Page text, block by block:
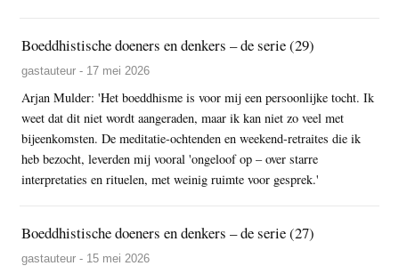
Boeddhistische doeners en denkers – de serie (29)
gastauteur - 17 mei 2026
Arjan Mulder: 'Het boeddhisme is voor mij een persoonlijke tocht. Ik
weet dat dit niet wordt aangeraden, maar ik kan niet zo veel met
bijeenkomsten. De meditatie-ochtenden en weekend-retraites die ik
heb bezocht, leverden mij vooral 'ongeloof op – over starre
interpretaties en rituelen, met weinig ruimte voor gesprek.'
Boeddhistische doeners en denkers – de serie (27)
gastauteur - 15 mei 2026